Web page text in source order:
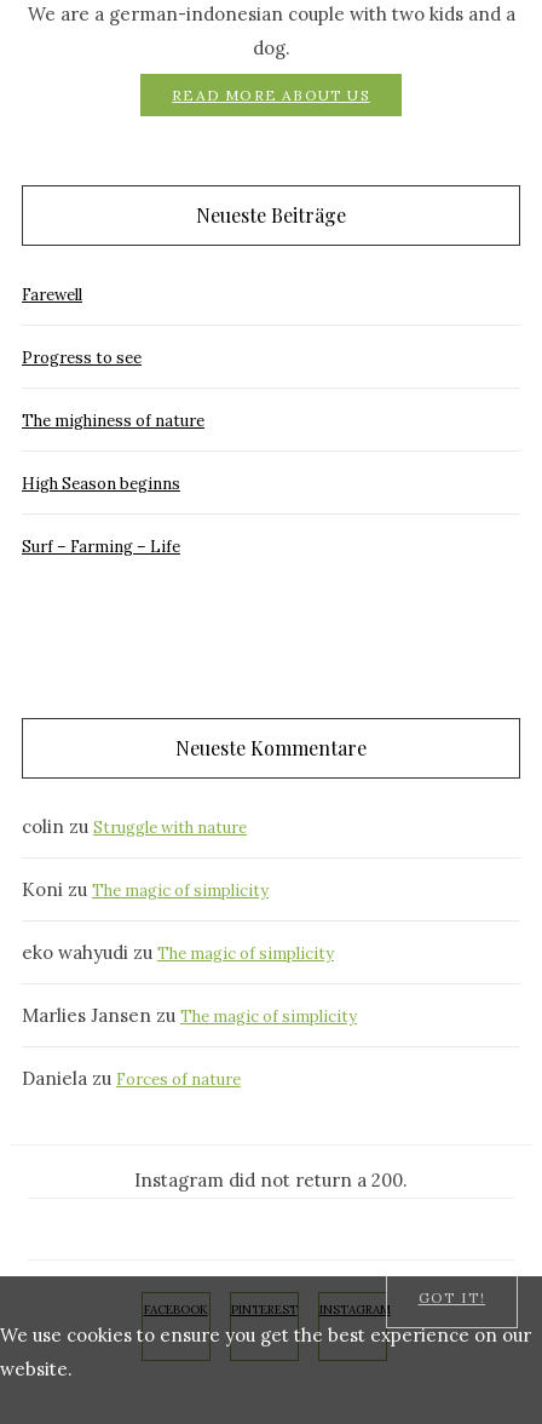
We are a german-indonesian couple with two kids and a
dog.
READ MORE ABOUT US
Neueste Beiträge
Farewell
Progress to see
The mighiness of nature
High Season beginns
Surf – Farming – Life
Neueste Kommentare
colin zu Struggle with nature
Koni zu The magic of simplicity
eko wahyudi zu The magic of simplicity
Marlies Jansen zu The magic of simplicity
Daniela zu Forces of nature
Instagram did not return a 200.
FACEBOOK PINTEREST INSTAGRAM
GOT IT!
We use cookies to ensure you get the best experience on our
website.